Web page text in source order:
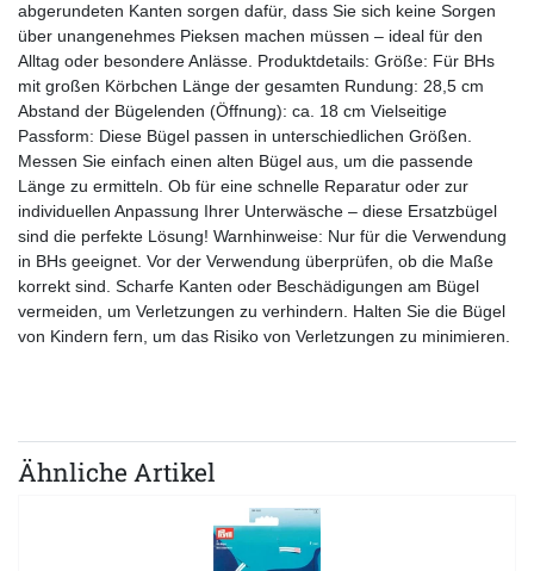
abgerundeten Kanten sorgen dafür, dass Sie sich keine Sorgen
über unangenehmes Pieksen machen müssen – ideal für den
Alltag oder besondere Anlässe. Produktdetails: Größe: Für BHs
mit großen Körbchen Länge der gesamten Rundung: 28,5 cm
Abstand der Bügelenden (Öffnung): ca. 18 cm Vielseitige
Passform: Diese Bügel passen in unterschiedlichen Größen.
Messen Sie einfach einen alten Bügel aus, um die passende
Länge zu ermitteln. Ob für eine schnelle Reparatur oder zur
individuellen Anpassung Ihrer Unterwäsche – diese Ersatzbügel
sind die perfekte Lösung! Warnhinweise: Nur für die Verwendung
in BHs geeignet. Vor der Verwendung überprüfen, ob die Maße
korrekt sind. Scharfe Kanten oder Beschädigungen am Bügel
vermeiden, um Verletzungen zu verhindern. Halten Sie die Bügel
von Kindern fern, um das Risiko von Verletzungen zu minimieren.
Ähnliche Artikel